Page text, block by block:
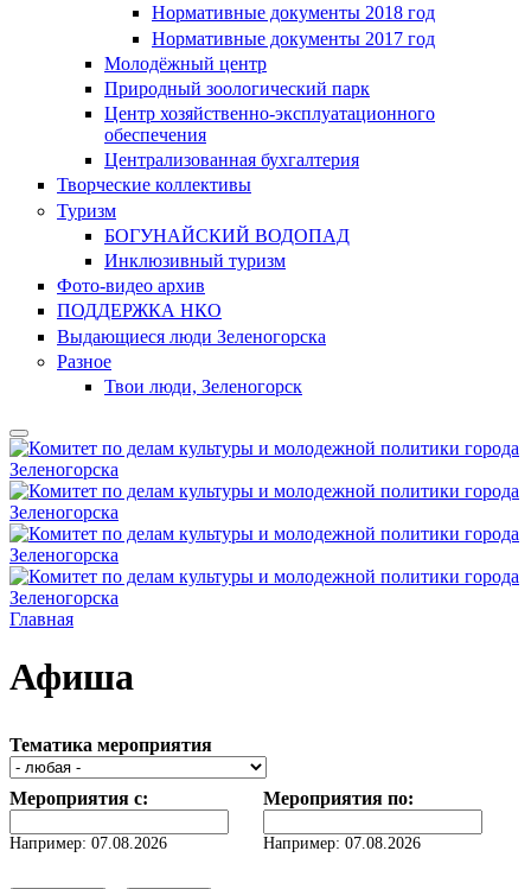
Нормативные документы 2018 год
Нормативные документы 2017 год
Молодёжный центр
Природный зоологический парк
Центр хозяйственно-эксплуатационного
обеспечения
Централизованная бухгалтерия
Творческие коллективы
Туризм
БОГУНАЙСКИЙ ВОДОПАД
Инклюзивный туризм
Фото-видео архив
ПОДДЕРЖКА НКО
Выдающиеся люди Зеленогорска
Разное
Твои люди, Зеленогорск
Главная
Афиша
Тематика мероприятия
Мероприятия с:
Например: 07.08.2026
Мероприятия по:
Например: 07.08.2026